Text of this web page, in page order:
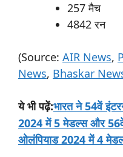
257 मैच
4842 रन
(Source: AIR News,
News, Bhaskar
ये भी पढ़ें:भारत ने 54वें
2024 में 5 मेडल्स और 56वें
ओलंपियाड 2024 में 4